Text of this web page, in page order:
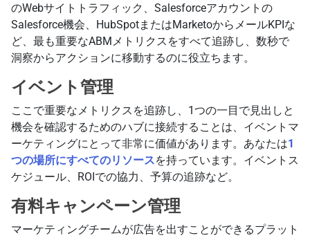
のWebサイトトラフィック、Salesforceアカウントの
Salesforce機会、HubSpotまたはMarketoからメールKPIな
ど、最も重要なABMメトリクスをすべて追跡し、数秒で
洞察からアクションに移動するのに役立ちます。
イベント管理
ここで重要なメトリクスを追跡し、1つの一目で見出しと
機会を確認するためのハブに接続することは、イベントマ
ーケティングにとって非常に価値があります。あなたは1
つの場所にすべてのリソースを持っています。イベントス
ケジュール、ROIでの協力、予算の追跡など。
有料キャンペーン管理
マーケティングチームが広告を出すことができるプラット